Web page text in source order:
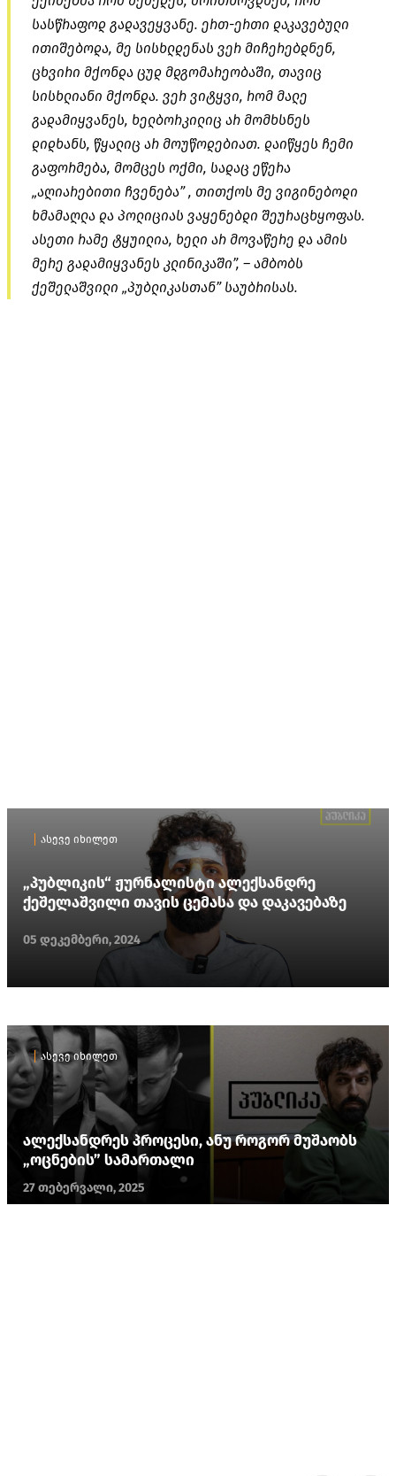
სასწრაფოდ გადავეყვანე. ერთ-ერთი დაკავებული
ითიშებოდა, მე სისხლდენას ვერ მიჩერებდნენ,
ცხვირი მქონდა ცუდ მდგომარეობაში, თავიც
სისხლიანი მქონდა. ვერ ვიტყვი, რომ მალე
გადამიყვანეს, ხელბორკილიც არ მომხსნეს
დიდხანს, წყალიც არ მოუწოდებიათ. დაიწყეს ჩემი
გაფორმება, მომცეს ოქმი, სადაც ეწერა
„აღიარებითი ჩვენება” , თითქოს მე ვიგინებოდი
ხმამაღლა და პოლიციას ვაყენებდი შეურაცხყოფას.
ასეთი რამე ტყუილია, ხელი არ მოვაწერე და ამის
მერე გადამიყვანეს კლინიკაში”, – ამბობს
ქეშელაშვილი „პუბლიკასთან” საუბრისას.
ასევე იხილეთ
„პუბლიკის“ ჟურნალისტი ალექსანდრე
ქეშელაშვილი თავის ცემასა და დაკავებაზე
05 დეკემბერი, 2024
ასევე იხილეთ
ალექსანდრეს პროცესი, ანუ როგორ მუშაობს
„ოცნების” სამართალი
27 თებერვალი, 2025